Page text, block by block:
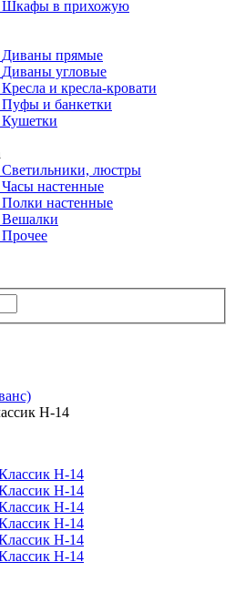
Шкафы в прихожую
Диваны прямые
Диваны угловые
Кресла и кресла-кровати
Пуфы и банкетки
Кушетки
Светильники, люстры
Часы настенные
Полки настенные
Вешалки
Прочее
Н-14